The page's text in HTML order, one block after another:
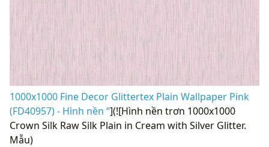
1000x1000 Fine Decor Glittertex Plain Wallpaper Pink
(FD40957) - Hình nền “](![Hình nền trơn 1000x1000
Crown Silk Raw Silk Plain in Cream with Silver Glitter.
Mẫu)